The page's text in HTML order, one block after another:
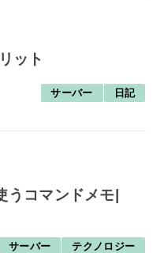
ット
サーバー 日記
うコマンドメモ|
サーバー テクノロジー